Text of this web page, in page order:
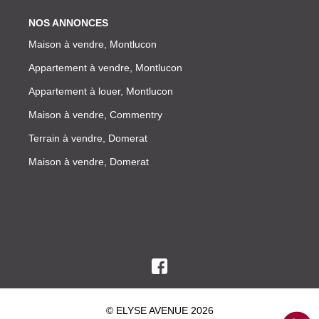
NOS ANNONCES
Maison à vendre, Montlucon
Appartement à vendre, Montlucon
Appartement à louer, Montlucon
Maison à vendre, Commentry
Terrain à vendre, Domerat
Maison à vendre, Domerat
© ELYSE AVENUE 2026